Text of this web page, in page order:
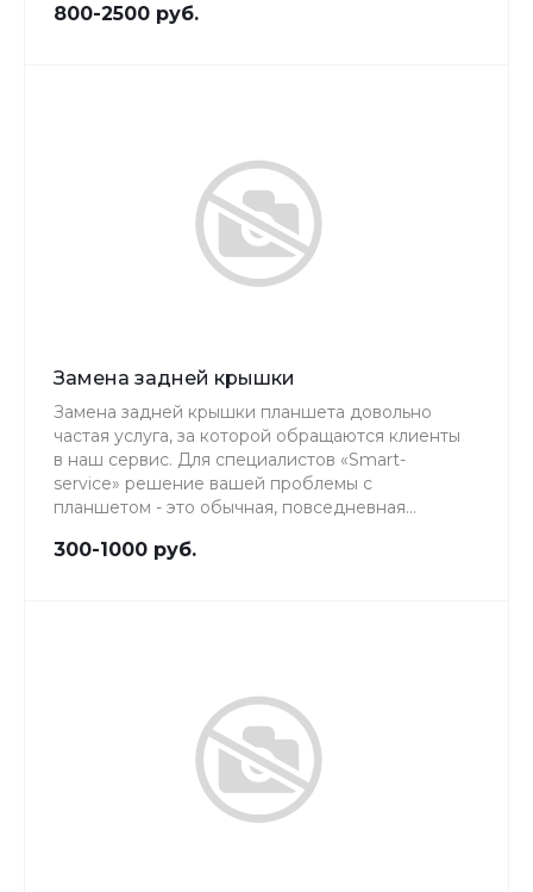
800-2500 руб.
Замена задней крышки
Замена задней крышки планшета довольно
частая услуга, за которой обращаются клиенты
в наш сервис. Для специалистов «Smart-
service» решение вашей проблемы с
планшетом - это обычная, повседневная
внимание.
300-1000 руб.